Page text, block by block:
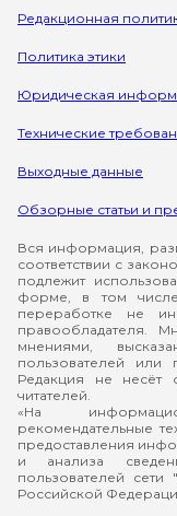
Редакционная
Политика этики
Юридическая
Технические
Выходные данные
Обзорные статьи и
Вся информация,
соответствии с
подлежит
форме, в том числе
переработке не
правообладателя.
мнениями,
пользователей или
Редакция не несёт
читателей.
«На
рекомендательные
предоставления
и анализа
пользователей сети
Российской